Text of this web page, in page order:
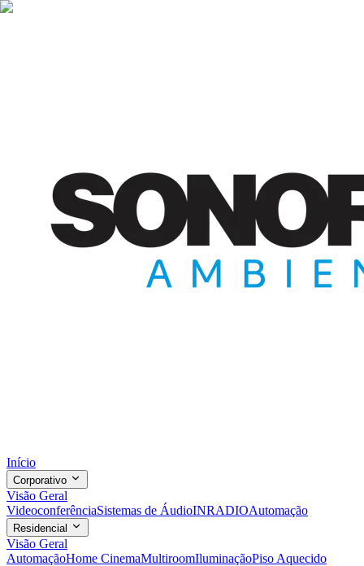
Início
Corporativo
Visão Geral
VideoconferênciaSistemas de ÁudioINRADIOAutomação
Residencial
Visão Geral
AutomaçãoHome CinemaMultiroomIluminaçãoPiso Aquecido